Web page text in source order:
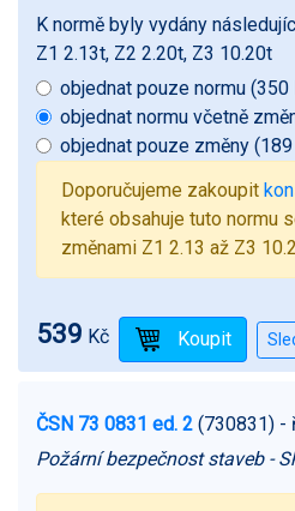
K normě byly vydány
Z1 2.13t, Z2 2.20t, Z3 10.20t
objednat pouze normu (350
objednat normu včetně
objednat pouze změny
Doporučujeme zakoupit
které obsahuje tuto normu
změnami Z1 2.13 až Z3
539 Kč
ČSN 73 0831 ed. 2 (730831) -
Požární bezpečnost staveb -